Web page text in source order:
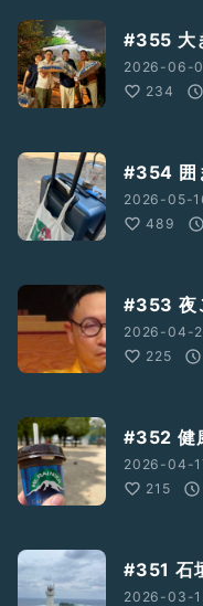
#355 大
2026-06-
234
#354 囲
2026-05-
489
#353 夜
2026-04-
225
#352 健
2026-04-
215
#351 石
2026-03-